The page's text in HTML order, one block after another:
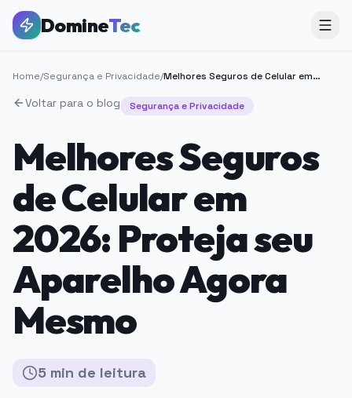
DomineTec
Home/Segurança e Privacidade/ Melhores Seguros de Celular em 2026: Proteja seu Aparelho Agora Mesmo
Voltar para o blog Segurança e Privacidade
Melhores Seguros
de Celular em
2026: Proteja seu
Aparelho Agora
Mesmo
5 min de leitura